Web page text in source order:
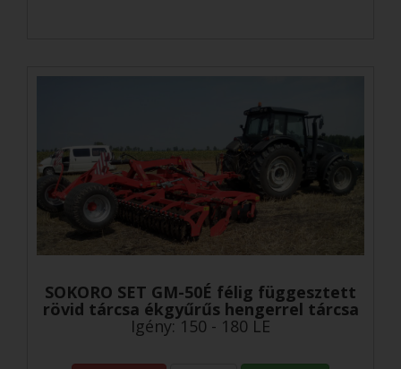
SOKORO SET GM-50É félig függesztett
rövid tárcsa ékgyűrűs hengerrel tárcsa
Igény: 150 - 180 LE